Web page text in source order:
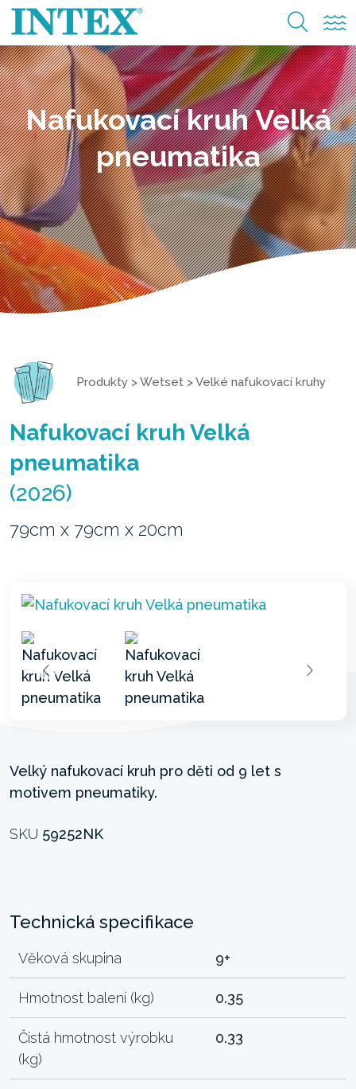
Nafukovací kruh Velká
pneumatika
Produkty >Wetset >Velké nafukovací kruhy
Nafukovací kruh Velká
pneumatika
(2026)
79cm x 79cm x 20cm
Velký nafukovací kruh pro děti od 9 let s
motivem pneumatiky.
SKU 59252NK
Technická specifikace
Věková skupina 9+
Hmotnost balení (kg) 0.35
Čistá hmotnost výrobku
(kg)
0.33